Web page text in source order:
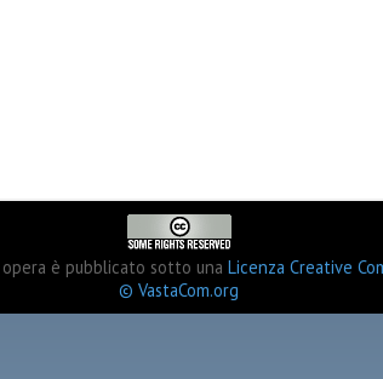
opera è pubblicato sotto unaLicenza Creative
© VastaCom.org